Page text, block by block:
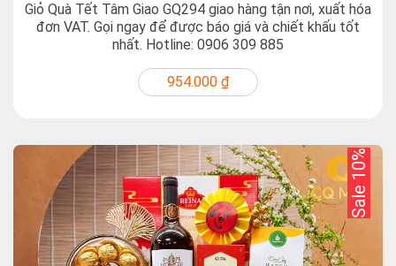
Giỏ Quà Tết Tâm Giao GQ294 giao hàng tận nơi, xuất hóa
đơn VAT. Gọi ngay để được báo giá và chiết khấu tốt
nhất. Hotline: 0906 309 885
954.000 ₫
Sale 10%